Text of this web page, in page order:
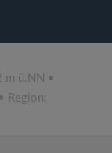
m ü.NN •
• Region: